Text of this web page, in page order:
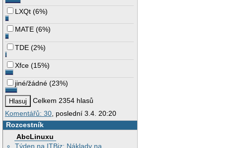
LXQt (6%)
MATE (6%)
TDE (2%)
Xfce (15%)
jiné/žádné (23%)
Celkem 2354 hlasů
Komentářů: 30 , poslední 3.4. 20:20
Rozcestník
AbcLinuxu
Týden na ITBiz: Náklady na